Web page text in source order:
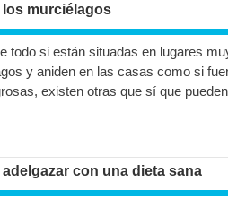
los murciélagos
todo si están situadas en lugares
y aniden en las casas como si
existen otras que sí que
con una dieta sana